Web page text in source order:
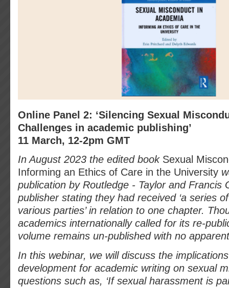
Online Panel 2: ‘Silencing Sexual
Challenges in academic publishing’
11 March, 12-2pm GMT
In August 2023 the edited book Sexual
Informing an Ethics of Care in the University
publication by Routledge - Taylor and Francis
publisher stating they had received ‘a series
various parties’ in relation to one chapter.
academics internationally called for its re-
volume remains un-published with no
In this webinar, we will discuss the
development for academic writing on sexual
questions such as, ‘If sexual harassment is